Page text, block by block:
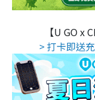
【U GO x
> 打卡即送